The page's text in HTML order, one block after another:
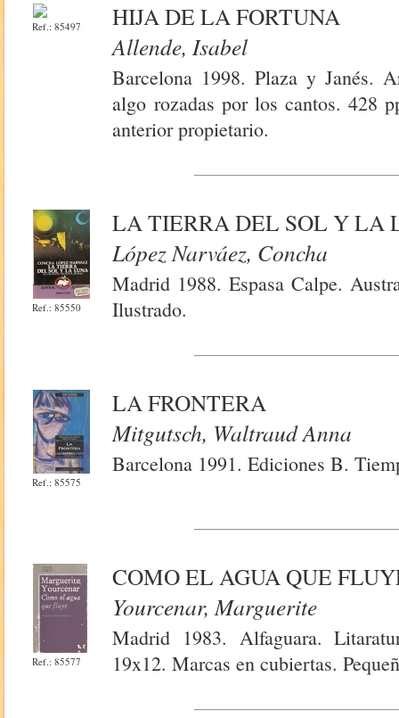
Ref.: 85497
HIJA DE LA FORTUNA
Allende, Isabel
Barcelona 1998. Plaza y Janés.
algo rozadas por los cantos. 428
anterior propietario.
Ref.: 85550
LA TIERRA DEL SOL Y LA
López Narváez, Concha
Madrid 1988. Espasa Calpe.
Ilustrado.
Ref.: 85575
LA FRONTERA
Mitgutsch, Waltraud Anna
Barcelona 1991. Ediciones B.
Ref.: 85577
COMO EL AGUA QUE
Yourcenar, Marguerite
Madrid 1983. Alfaguara.
19x12. Marcas en cubiertas.